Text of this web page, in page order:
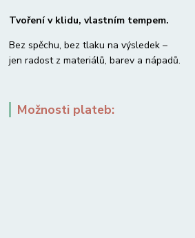
Tvoření v klidu, vlastním tempem.
Bez spěchu, bez tlaku na výsledek –
jen radost z materiálů, barev a nápadů.
Možnosti plateb: